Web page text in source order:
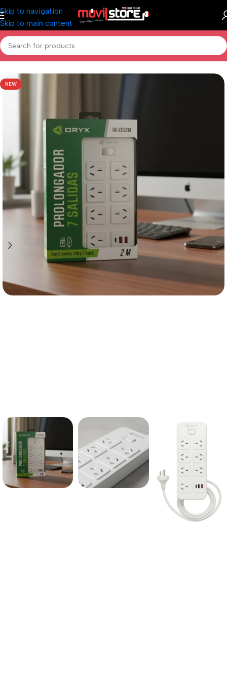
Skip to navigation
Skip to main content
Inicio/Hogar/Pequeños Electrodomésticos
NEW